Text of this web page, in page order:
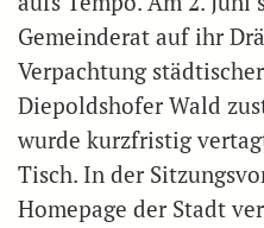
Gemeinderat auf ihr
Verpachtung
Diepoldshofer Wald
wurde kurzfristig
Tisch. In der
Homepage der Stadt